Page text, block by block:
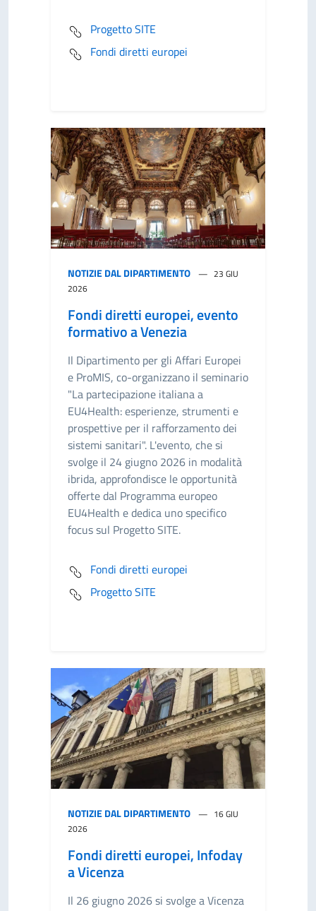
Progetto SITE
Fondi diretti europei
NOTIZIE DAL DIPARTIMENTO
23 GIU
2026
Fondi diretti europei, evento
formativo a Venezia
Il Dipartimento per gli Affari Europei
e ProMIS, co-organizzano il seminario
"La partecipazione italiana a
EU4Health: esperienze, strumenti e
prospettive per il rafforzamento dei
sistemi sanitari". L'evento, che si
svolge il 24 giugno 2026 in modalità
ibrida, approfondisce le opportunità
offerte dal Programma europeo
EU4Health e dedica uno specifico
focus sul Progetto SITE.
Fondi diretti europei
Progetto SITE
NOTIZIE DAL DIPARTIMENTO
16 GIU
2026
Fondi diretti europei, Infoday
a Vicenza
Il 26 giugno 2026 si svolge a Vicenza